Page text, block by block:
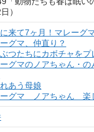
）
来て7ヶ月！マレーグ
グマ、仲直り？
つたちにカボチャをプ
グマのノアちゃん・
あう母娘
ーグマ ノアちゃん 楽